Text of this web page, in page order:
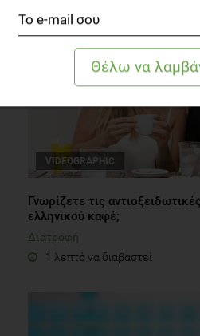
VIDEOGRAPHIC
Γνωρίζετε τις
ελληνικού καφέ;
Διατροφή
1 λεπτό να διαβαστεί